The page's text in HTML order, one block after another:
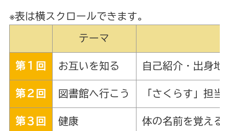
※表は横スクロールできます。
テーマ
第１回 お互いを知る 自己紹介・出身地
第２回 図書館へ行こう 「さくらす」担
第３回 健康 体の名前を覚える